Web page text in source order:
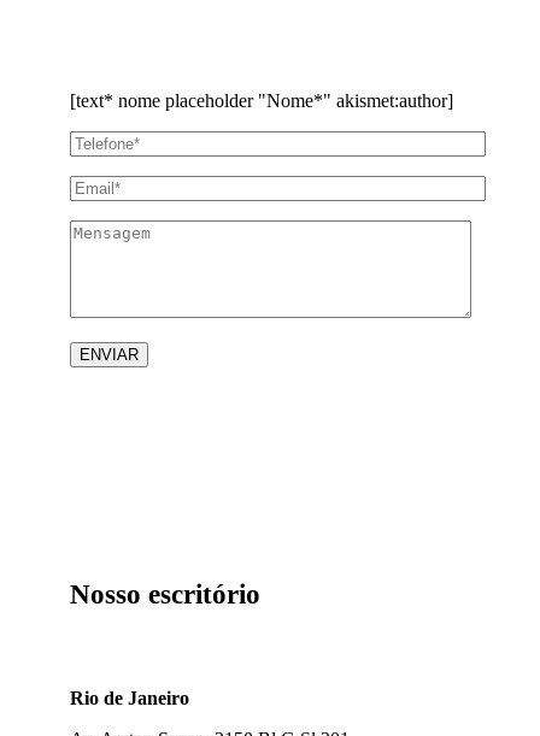
[text* nome placeholder "Nome*" akismet:author]
Nosso escritório
Rio de Janeiro